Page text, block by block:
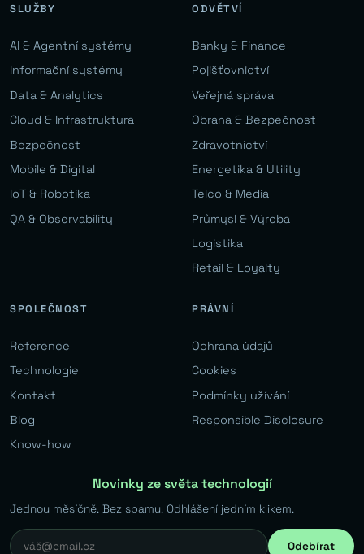
SLUŽBY
AI & Agentní systémy
Informační systémy
Data & Analytics
Cloud & Infrastruktura
Bezpečnost
Mobile & Digital
IoT & Robotika
QA & Observability
ODVĚTVÍ
Banky & Finance
Pojišťovnictví
Veřejná správa
Obrana & Bezpečnost
Zdravotnictví
Energetika & Utility
Telco & Média
Průmysl & Výroba
Logistika
Retail & Loyalty
SPOLEČNOST
Reference
Technologie
Kontakt
Blog
Know-how
PRÁVNÍ
Ochrana údajů
Cookies
Podmínky užívání
Responsible Disclosure
Novinky ze světa technologií
Jednou měsíčně. Bez spamu. Odhlášení jedním klikem.
Odebírat